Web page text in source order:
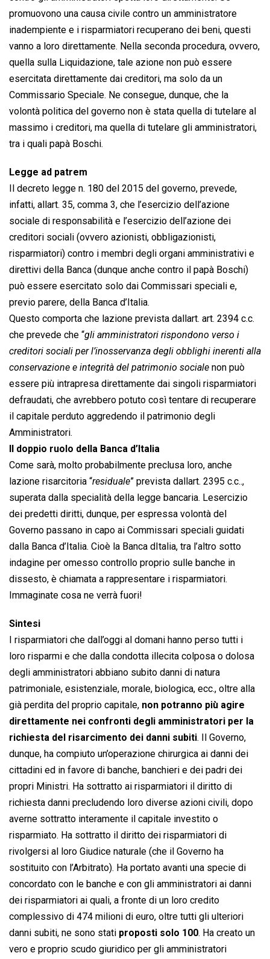
promuovono una causa civile contro un amministratore
inadempiente e i risparmiatori recuperano dei beni, questi
vanno a loro direttamente. Nella seconda procedura, ovvero,
quella sulla Liquidazione, tale azione non può essere
esercitata direttamente dai creditori, ma solo da un
Commissario Speciale. Ne consegue, dunque, che la
volontà politica del governo non è stata quella di tutelare al
massimo i creditori, ma quella di tutelare gli amministratori,
tra i quali papà Boschi.
Legge ad patrem
Il decreto legge n. 180 del 2015 del governo, prevede,
infatti, allart. 35, comma 3, che l’esercizio dell’azione
sociale di responsabilità e l’esercizio dell’azione dei
creditori sociali (ovvero azionisti, obbligazionisti,
risparmiatori) contro i membri degli organi amministrativi e
direttivi della Banca (dunque anche contro il papà Boschi)
può essere esercitato solo dai Commissari speciali e,
previo parere, della Banca d’Italia.
Questo comporta che lazione prevista dallart. art. 2394 c.c.
che prevede che “gli amministratori rispondono verso i
creditori sociali per l’inosservanza degli obblighi inerenti alla
conservazione e integrità del patrimonio sociale  non può
essere più intrapresa direttamente dai singoli risparmiatori
defraudati, che avrebbero potuto così tentare di recuperare
il capitale perduto aggredendo il patrimonio degli
Amministratori.
Il doppio ruolo della Banca d’Italia
Come sarà, molto probabilmente preclusa loro, anche
lazione risarcitoria “residuale” prevista dallart. 2395 c.c..,
superata dalla specialità della legge bancaria. Lesercizio
dei predetti diritti, dunque, per espressa volontà del
Governo passano in capo ai Commissari speciali guidati
dalla Banca d’Italia. Cioè la Banca dItalia, tra l’altro sotto
indagine per omesso controllo proprio sulle banche in
dissesto, è chiamata a rappresentare i risparmiatori.
Immaginate cosa ne verrà fuori!
Sintesi
I risparmiatori che dall’oggi al domani hanno perso tutti i
loro risparmi e che dalla condotta illecita colposa o dolosa
degli amministratori abbiano subito danni di natura
patrimoniale, esistenziale, morale, biologica, ecc., oltre alla
già perdita del proprio capitale, non potranno più agire
direttamente nei confronti degli amministratori per la
richiesta del risarcimento dei danni subiti. Il Governo,
dunque, ha compiuto un’operazione chirurgica ai danni dei
cittadini ed in favore di banche, banchieri e dei padri dei
propri Ministri. Ha sottratto ai risparmiatori il diritto di
richiesta danni precludendo loro diverse azioni civili, dopo
averne sottratto interamente il capitale investito o
risparmiato. Ha sottratto il diritto dei risparmiatori di
rivolgersi al loro Giudice naturale (che il Governo ha
sostituito con l’Arbitrato). Ha portato avanti una specie di
concordato con le banche e con gli amministratori ai danni
dei risparmiatori ai quali, a fronte di un loro credito
complessivo di 474 milioni di euro, oltre tutti gli ulteriori
danni subiti, ne sono stati proposti solo 100. Ha creato un
vero e proprio scudo giuridico per gli amministratori